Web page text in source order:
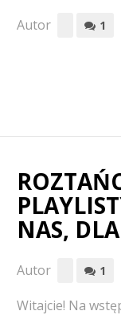
Autor 1
NAS,
Autor 1
Witajcie! Na